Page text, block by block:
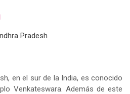
en el sur de la India, es conocido
Venkateswara. Además de este